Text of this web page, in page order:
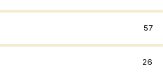
57
26